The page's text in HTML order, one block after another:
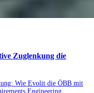
Zuglenkung die
Wie Evolit die ÖBB mit
Engineering